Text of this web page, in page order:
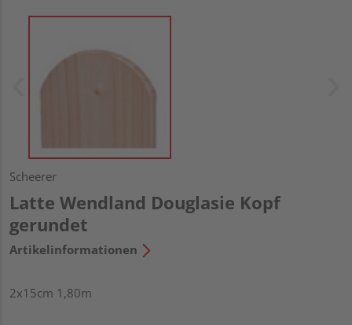
Scheerer
Latte Wendland Douglasie Kopf
gerundet
Artikelinformationen
2x15cm 1,80m